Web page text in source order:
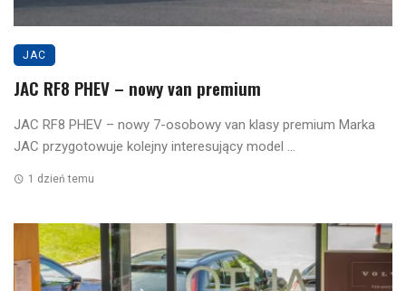
JAC
JAC RF8 PHEV – nowy van premium
JAC RF8 PHEV – nowy 7-osobowy van klasy premium Marka
JAC przygotowuje kolejny interesujący model ...
1 dzień temu